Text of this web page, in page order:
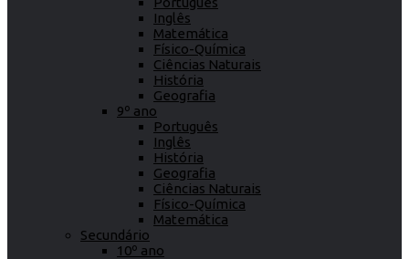
Inglês
Matemática
Físico-Química
Ciências Naturais
História
Geografia
9º ano
Português
Inglês
História
Geografia
Ciências Naturais
Físico-Química
Matemática
Secundário
10º ano